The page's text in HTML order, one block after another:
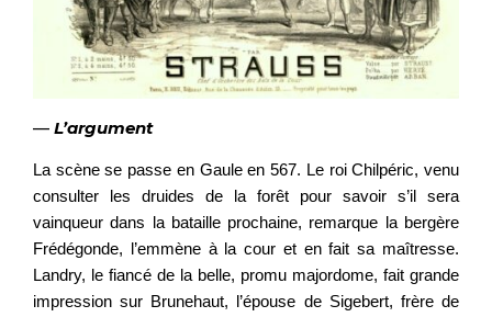
— L’argument
La scène se passe en Gaule en 567. Le roi Chilpéric, venu
consulter les druides de la forêt pour savoir s’il sera
vainqueur dans la bataille prochaine, remarque la bergère
Frédégonde, l’emmène à la cour et en fait sa maîtresse.
Landry, le fiancé de la belle, promu majordome, fait grande
impression sur Brunehaut, l’épouse de Sigebert, frère de